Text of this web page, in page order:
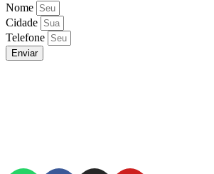
Nome
Cidade
Telefone
Enviar